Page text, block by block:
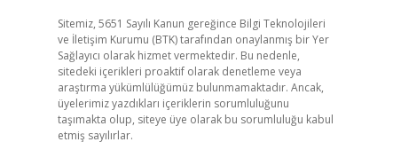
Sitemiz, 5651 Sayılı Kanun gereğince Bilgi Teknolojileri
ve İletişim Kurumu (BTK) tarafından onaylanmış bir Yer
Sağlayıcı olarak hizmet vermektedir. Bu nedenle,
sitedeki içerikleri proaktif olarak denetleme veya
araştırma yükümlülüğümüz bulunmamaktadır. Ancak,
üyelerimiz yazdıkları içeriklerin sorumluluğunu
taşımakta olup, siteye üye olarak bu sorumluluğu kabul
etmiş sayılırlar.